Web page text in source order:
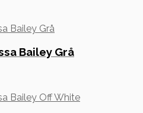
Bailey Grå